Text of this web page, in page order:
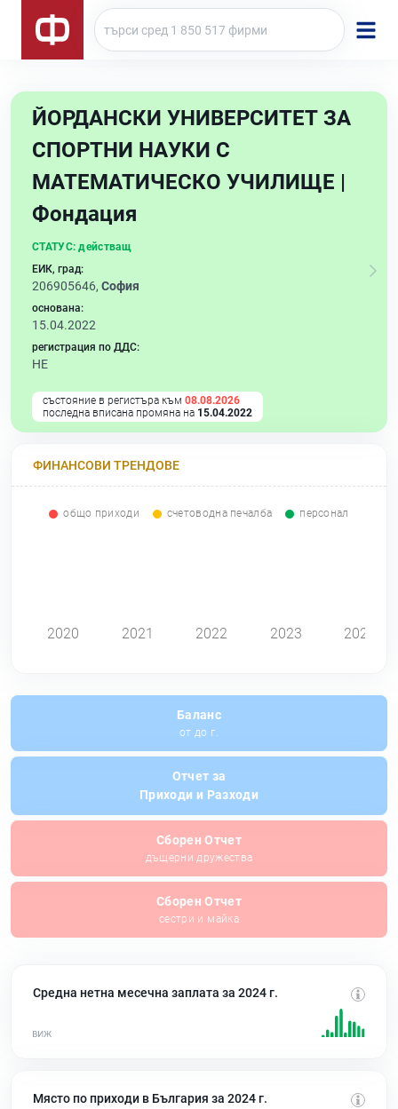
ЙОРДАНСКИ УНИВЕРСИТЕТ ЗА
СПОРТНИ НАУКИ С
МАТЕМАТИЧЕСКО УЧИЛИЩЕ |
Фондация
СТАТУС: действащ
ЕИК, град:
206905646, София
основана:
15.04.2022
регистрация по ДДС:
НЕ
състояние в регистъра към 08.08.2026
последна вписана промяна на 15.04.2022
ФИНАНСОВИ ТРЕНДОВЕ
общо приходи счетоводна печалба персонал
2020 2021 2022 2023 2024
Баланс
от до г.
Отчет за
Приходи и Разходи
Сборен Отчет
дъщерни дружества
Сборен Отчет
сестри и майка
Средна нетна месечна заплата за 2024 г.
Място по приходи в България за 2024 г.